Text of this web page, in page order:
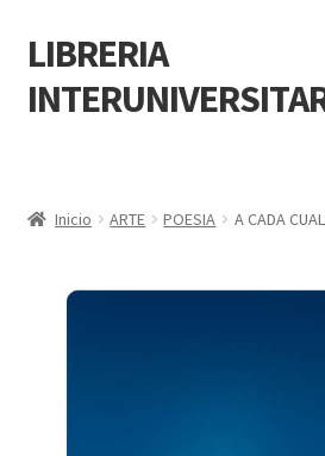
LIBRERIA
Carrito
Inicio ARTE POESIA A CADA